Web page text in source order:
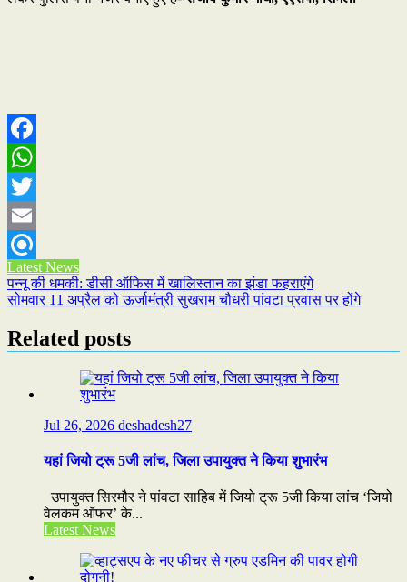
Facebook
WhatsApp
Twitter
Email
Refind
Latest News
Post
navigation
पन्नू की धमकी: डीसी ऑफिस में खालिस्तान का झंडा फहराएंगे
सोमवार 11 अप्रैल को ऊर्जामंत्री सुखराम चौधरी पांवटा प्रवास पर होंगे
Related posts
Jul 26, 2026 deshadesh27
यहां जियो ट्रू 5जी लांच, जिला उपायुक्त ने किया शुभारंभ
उपायुक्त सिरमौर ने पांवटा साहिब में जियो ट्रू 5जी किया लांच ‘जियो
वेलकम ऑफर’ के...
Latest News